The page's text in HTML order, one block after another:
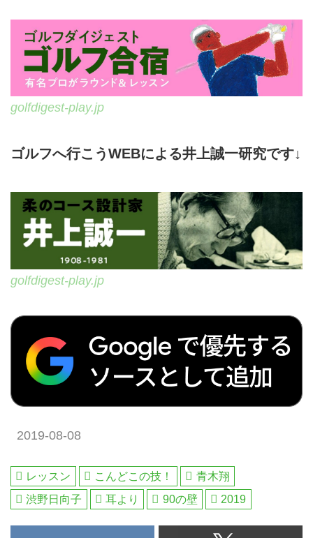
golfdigest-play.jp
ゴルフへ行こうWEBによる井上誠一研究です↓
golfdigest-play.jp
2019-08-08
レッスン こんどこの技！
青木翔
渋野日向子
耳より 90の壁 2019